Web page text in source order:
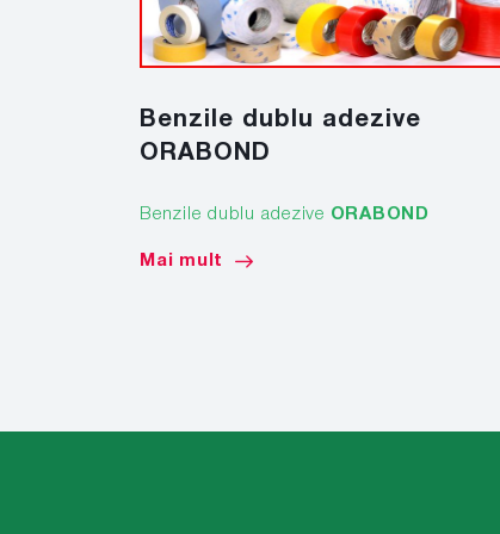
Benzile dublu adezive
ORABOND
Benzile dublu adezive ORABOND
Mai mult